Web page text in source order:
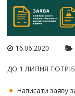
16.06.2020
ДО 1 ЛИПНЯ
Написати заяву